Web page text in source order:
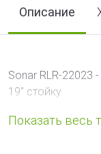
Описание
Sonar RLR-22023
19" стойку